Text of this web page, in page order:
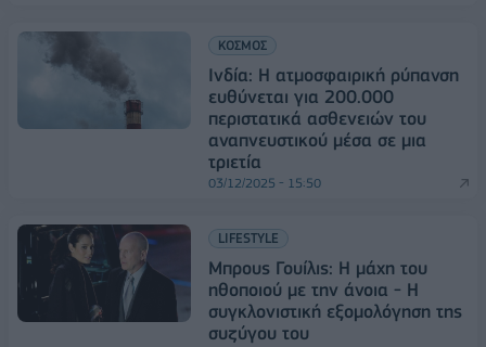
ΚΟΣΜΟΣ
Ινδία: Η ατμοσφαιρική ρύπανση
ευθύνεται για 200.000
περιστατικά ασθενειών του
αναπνευστικού μέσα σε μια
τριετία
03/12/2025 - 15:50
LIFESTYLE
Μπρους Γουίλις: Η μάχη του
ηθοποιού με την άνοια - Η
συγκλονιστική εξομολόγηση της
συζύγου του